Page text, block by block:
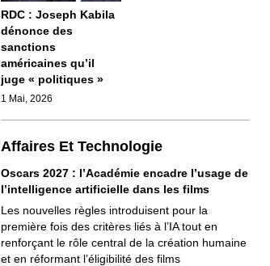
RDC : Joseph Kabila
dénonce des
sanctions
américaines qu’il
juge « politiques »
1 Mai, 2026
Affaires Et Technologie
Oscars 2027 : l’Académie encadre l’usage de
l’intelligence artificielle dans les films
Les nouvelles règles introduisent pour la
première fois des critères liés à l’IA tout en
renforçant le rôle central de la création humaine
et en réformant l’éligibilité des films